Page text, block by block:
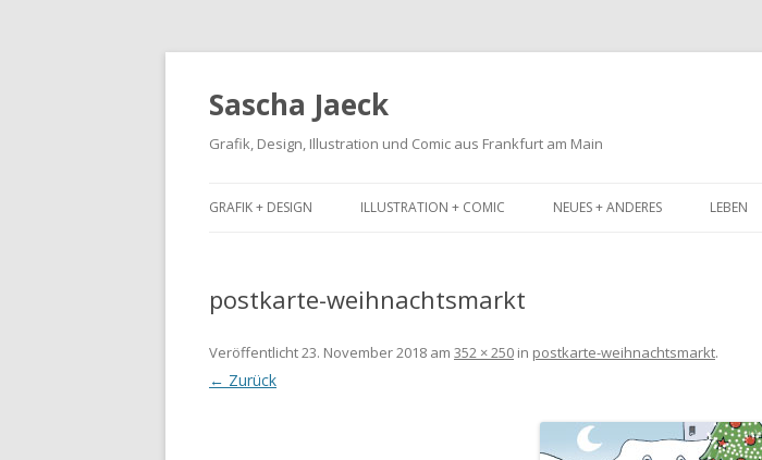
Sascha Jaeck
Grafik, Design, Illustration und Comic aus Frankfurt am Main
Inhalt
GRAFIK + DESIGN ILLUSTRATION + COMIC NEUES + ANDERES LEBEN
postkarte-weihnachtsmarkt
Veröffentlicht23. November 2018 am 352 × 250 in postkarte-weihnachtsmarkt.
← Zurück